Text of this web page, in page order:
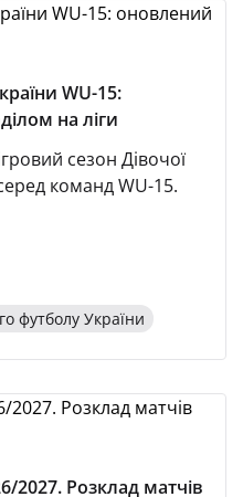
WU-15:
на ліги
сезон Дівочої
команд WU-15.
футболу України
2027. Розклад матчів